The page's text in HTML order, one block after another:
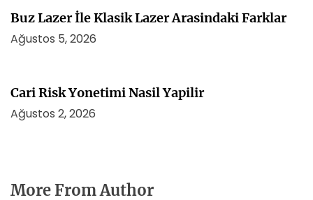
Buz Lazer İle Klasik Lazer Arasindaki Farklar
Ağustos 5, 2026
Cari Risk Yonetimi Nasil Yapilir
Ağustos 2, 2026
More From Author